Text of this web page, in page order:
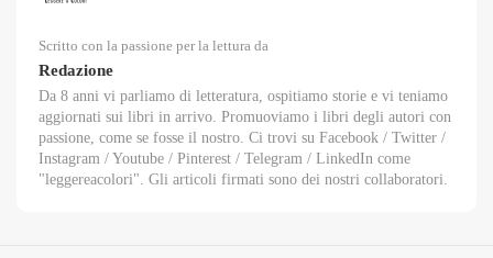
Scritto con la passione per la lettura da
Redazione
Da 8 anni vi parliamo di letteratura, ospitiamo storie e vi teniamo
aggiornati sui libri in arrivo. Promuoviamo i libri degli autori con
passione, come se fosse il nostro. Ci trovi su Facebook / Twitter /
Instagram / Youtube / Pinterest / Telegram / LinkedIn come
"leggereacolori". Gli articoli firmati sono dei nostri collaboratori.